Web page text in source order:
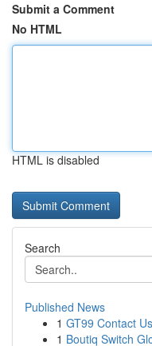
Submit a Comment
No HTML
HTML is disabled
Search
Published News
1 GT99 Contact
1 Boutiq Switch